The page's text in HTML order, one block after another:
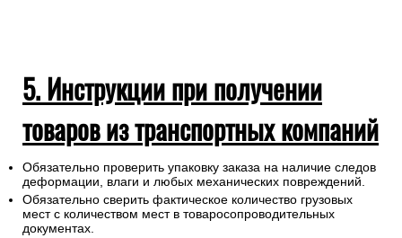
5. Инструкции при получении
товаров из транспортных компаний
Обязательно проверить упаковку заказа на наличие следов
деформации, влаги и любых механических повреждений.
Обязательно сверить фактическое количество грузовых
мест с количеством мест в товаросопроводительных
документах.